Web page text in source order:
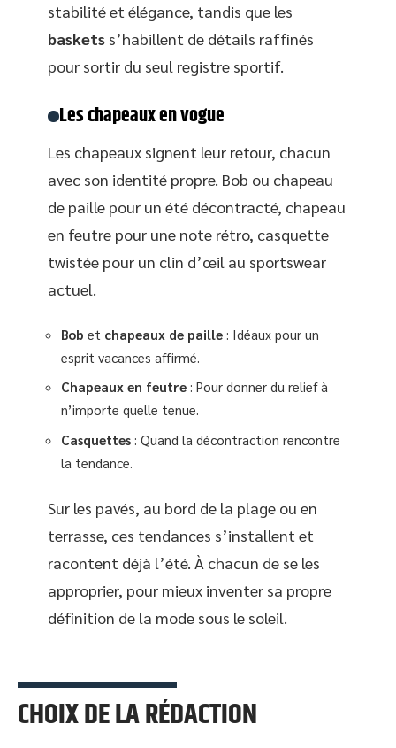
stabilité et élégance, tandis que les
baskets s’habillent de détails raffinés
pour sortir du seul registre sportif.
Les chapeaux en vogue
Les chapeaux signent leur retour, chacun
avec son identité propre. Bob ou chapeau
de paille pour un été décontracté, chapeau
en feutre pour une note rétro, casquette
twistée pour un clin d’œil au sportswear
actuel.
Bob et chapeaux de paille : Idéaux pour un
esprit vacances affirmé.
Chapeaux en feutre : Pour donner du relief à
n’importe quelle tenue.
Casquettes : Quand la décontraction rencontre
la tendance.
Sur les pavés, au bord de la plage ou en
terrasse, ces tendances s’installent et
racontent déjà l’été. À chacun de se les
approprier, pour mieux inventer sa propre
définition de la mode sous le soleil.
CHOIX DE LA RÉDACTION